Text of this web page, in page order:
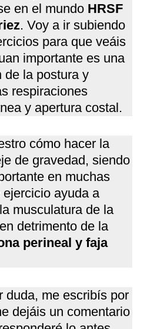
en el mundo HRSF
. Voy a ir subiendo
para que veáis
importante es una
de la postura y
respiraciones
y apertura costal.
cómo hacer la
de gravedad, siendo
en muchas
ayuda a
musculatura de la
detrimento de la
perineal y faja
duda, me escribís por
dejáis un comentario